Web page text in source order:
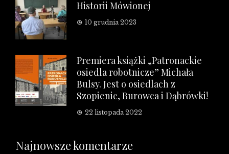
Historii Mówionej
10 grudnia 2023
Premiera książki „Patronackie
osiedla robotnicze” Michała
Bulsy. Jest o osiedlach z
Szopienic, Burowca i Dąbrówki!
22 listopada 2022
Najnowsze komentarze